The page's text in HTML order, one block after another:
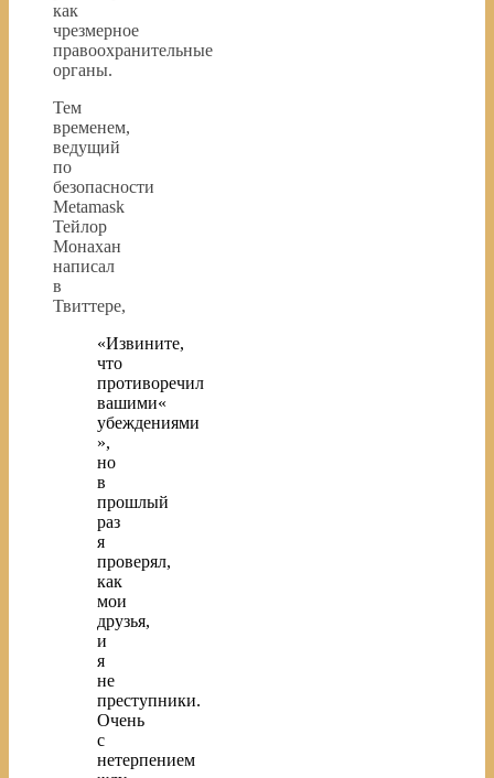
как
чрезмерное
правоохранительные
органы.
Тем
временем,
ведущий
по
безопасности
Metamask
Тейлор
Монахан
написал
в
Твиттере,
«Извините,
что
противоречил
вашими«
убеждениями
»,
но
в
прошлый
раз
я
проверял,
как
мои
друзья,
и
я
не
преступники.
Очень
с
нетерпением